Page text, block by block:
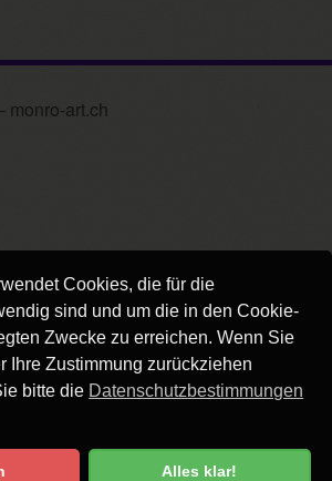
Cookies, die für die
sind und um die in den Cookie-
Zwecke zu erreichen. Wenn Sie
Ihre Zustimmung zurückziehen
bitte die Datenschutzbestimmungen
Alles klar!
monro-art.ch